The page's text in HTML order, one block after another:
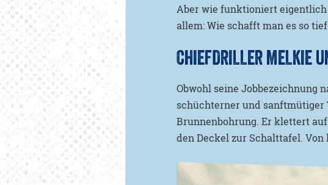
Aber wie funktioniert eigentlich
allem: Wie schafft man es so
CHIEFDRILLER MELKIE
Obwohl seine Jobbezeichnung
schüchterner und sanftmütiger
Brunnenbohrung. Er klettert
den Deckel zur Schalttafel.